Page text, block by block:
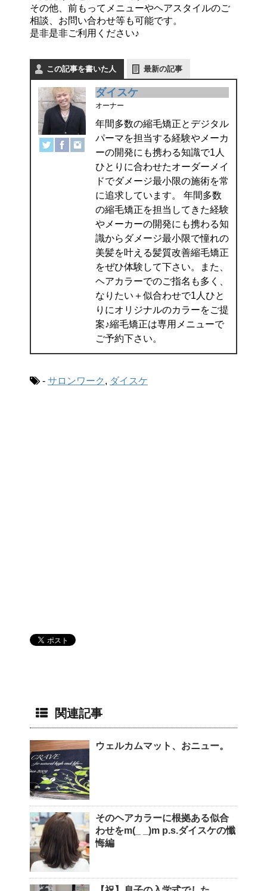
その他、前もってメニューやヘアスタイルのご
相談、お問い合わせ等も可能です。
是非是非ご利用ください♪
この記事を書いた人 最新の記事
ダイスケ
オーナー
年間多数の縮毛矯正とデジタル
パーマを担当する経験やメーカ
ーの開発にも携わる知識で1人
ひとりに合わせたオーダーメイ
ドでダメージ最小限の施術を常
に追求しています。 年間多数
の縮毛矯正を担当してきた経験
やメーカーの開発にも携わる知
識からダメージ最小限で憧れの
美髪を叶える髪質改善縮毛矯正
をぜひ体験して下さい。また、
ヘアカラーでのご指名も多く、
なりたい＋似合わせで1人ひと
りにオリジナルのカラーをご提
案♪縮毛矯正は専用メニューで
ご予約下さい。
- サロンワーク , ダイスケ
関連記事
ウェルカムマット、おニュー。
そのヘアカラーに根拠ある似合
わせをm(_ _)m p.s.ダイスケの懺
悔編